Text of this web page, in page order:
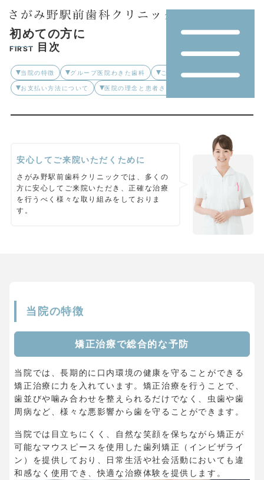
初めての方に
FIRST 目次
当院の特徴 グループ医院わきた歯科 ご来院の流れ
お支払い方法について 医院の理念と患者さまへの約束
安心してご来院いただくために
さがみ野駅前歯科クリニックでは、多くの
方に安心してご来院いただき、正確な治療
を行うべく様々な取り組みをしておりま
す。
当院の特徴
矯正治療で総合的な予防
当院では、長期的に口内環境の健康を守ることができる
矯正治療に力を入れています。矯正治療を行うことで、
歯並びや噛み合わせを整えられるだけでなく、虫歯や歯
周病など、様々な悪影響から歯を守ることができます。
当院では目立ちにくく、自然な笑顔を保ちながら矯正が
可能なマウスピースを使用した歯列矯正（インビザライ
ン）を提供しており、日常生活や社会活動においても違
和感なく使用でき、快適な治療体験を提供します。